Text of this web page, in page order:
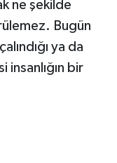
ne şekilde
Bugün
ya da
insanlığın bir